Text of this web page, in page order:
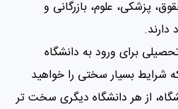
پزشکی، علوم، بازرگانی و
برای ورود به دانشگاه
شرایط بسیار سختی را خواهید
از هر دانشگاه دیگری سخت تر